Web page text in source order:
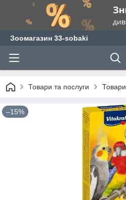
Зоомагазин 33-sobaki
Товари та послуги
–15%